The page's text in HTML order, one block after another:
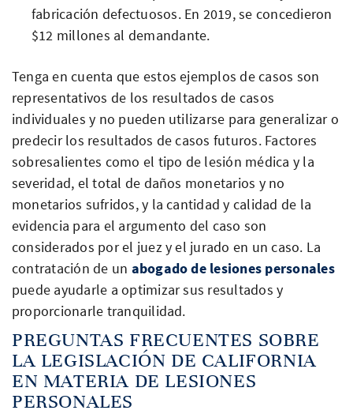
fabricación defectuosos. En 2019, se concedieron
$12 millones al demandante.
Tenga en cuenta que estos ejemplos de casos son
representativos de los resultados de casos
individuales y no pueden utilizarse para generalizar o
predecir los resultados de casos futuros. Factores
sobresalientes como el tipo de lesión médica y la
severidad, el total de daños monetarios y no
monetarios sufridos, y la cantidad y calidad de la
evidencia para el argumento del caso son
considerados por el juez y el jurado en un caso. La
contratación de un abogado de lesiones personales
puede ayudarle a optimizar sus resultados y
proporcionarle tranquilidad.
PREGUNTAS FRECUENTES SOBRE
LA LEGISLACIÓN DE CALIFORNIA
EN MATERIA DE LESIONES
PERSONALES